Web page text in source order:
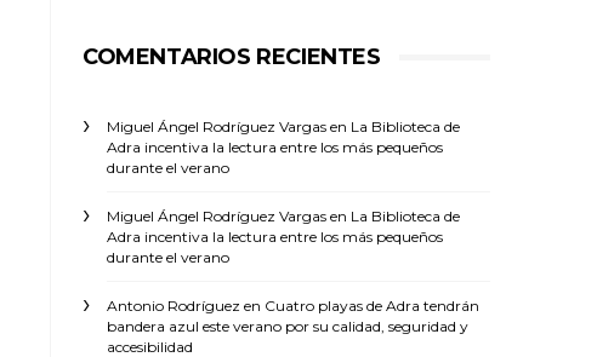
COMENTARIOS RECIENTES
Miguel Ángel Rodríguez Vargas en La Biblioteca de
Adra incentiva la lectura entre los más pequeños
durante el verano
Miguel Ángel Rodríguez Vargas en La Biblioteca de
Adra incentiva la lectura entre los más pequeños
durante el verano
Antonio Rodríguez en Cuatro playas de Adra tendrán
bandera azul este verano por su calidad, seguridad y
accesibilidad